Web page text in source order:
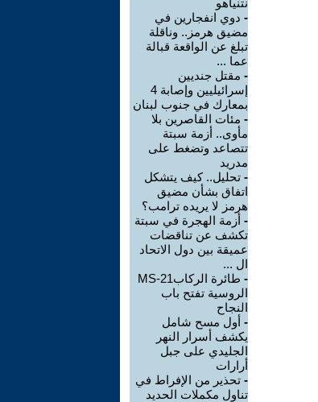
نتنياهو
- دوي انفجارين في
مضيق هرمز.. وناقلة
تبلغ عن الواقعة قبالة
عما ...
- مقتل جنديين
إسرائيليين وإصابة 4
بمعارك في جنوب لبنان
- مئات القاصرين بلا
مأوى.. أزمة سبتة
تتصاعد وتضغط على
مدريد
- تحليل.. كيف يتشكل
اتفاق بشأن مضيق
هرمز لا يريده ترامب؟
- أزمة الهجرة في سبتة
تكشف عن تناقضات
عميقة بين دول الاتحاد
ال ...
-
طائرة الركابMS-21
الروسية تفتح باب
النجاح
- أول مسح شامل
يكشف أسرار النهر
الجليدي على جبل
أرارات
- تحذير من الإفراط في
تناول مكملات الحديد